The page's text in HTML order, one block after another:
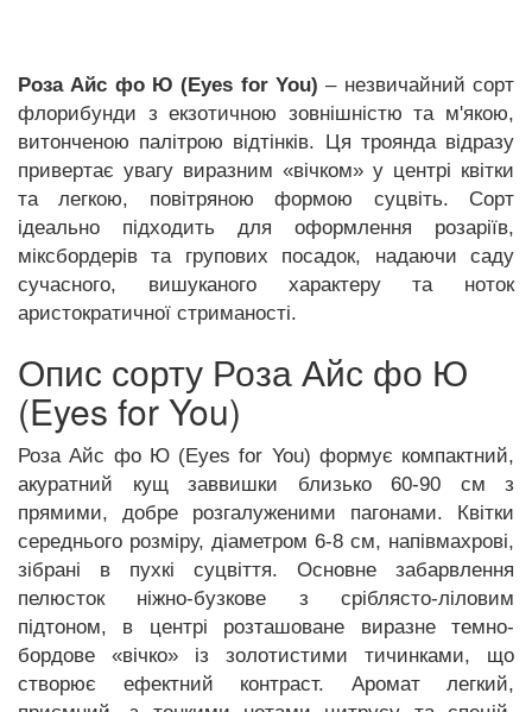
Роза Айс фо Ю (Eyes for You)– незвичайний сорт
флорибунди з екзотичною зовнішністю та м'якою,
витонченою палітрою відтінків. Ця троянда відразу
привертає увагу виразним «вічком» у центрі квітки
та легкою, повітряною формою суцвіть. Сорт
ідеально підходить для оформлення розаріїв,
міксбордерів та групових посадок, надаючи саду
сучасного, вишуканого характеру та ноток
аристократичної стриманості.
Опис сорту Роза Айс фо Ю
(Eyes for You)
Роза Айс фо Ю (Eyes for You) формує компактний,
акуратний кущ заввишки близько 60-90 см з
прямими, добре розгалуженими пагонами. Квітки
середнього розміру, діаметром 6-8 см, напівмахрові,
зібрані в пухкі суцвіття. Основне забарвлення
пелюсток ніжно-бузкове з сріблясто-ліловим
підтоном, в центрі розташоване виразне темно-
бордове «вічко» із золотистими тичинками, що
створює ефектний контраст. Аромат легкий,